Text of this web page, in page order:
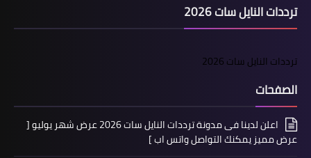
ترددات النايل سات 2026
ترددات النايل سات 2026
الصفحات
اعلن لدينا فى مدونة ترددات النايل سات 2026 عرض شهر يوليو [
عرض مميز يمكنك التواصل واتس اب ]